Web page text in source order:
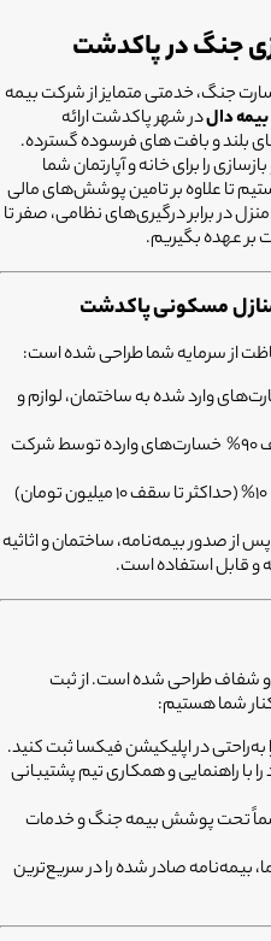
جنگ در پاکدشت
جنگ، خدمتی متمایز از شرکت بیمه
بیمه دالدر شهر پاکدشت ارائه
بلند و بافت های فرسوده گسترده.
را برای خانه و آپارتمان شما
تا علاوه بر تامین پوشش‌های مالی
در برابر درگیری‌های نظامی، صفر تا
بر عهده بگیریم.
مسکونیپاکدشت
از سرمایه شما طراحی شده است:
وارد شده به ساختمان، لوازم و
پرداخت تا سقف 90% خسارت‌های وارده توسط شرکت
فرانشیز بیمه تنها 10% (حداکثر تا سقف 10 میلیون تومان)
پس از صدور بیمه‌نامه، ساختمان و اثاثیه
قابل استفاده است.
و شفاف طراحی شده است. از ثبت
شما هستیم:
در اپلیکیشن فیکسا ثبت کنید.
با راهنمایی و همکاری تیم پشتیبانی
تحت پوشش بیمه جنگ و خدمات
بیمه‌نامه صادر شده را در سریع‌ترین